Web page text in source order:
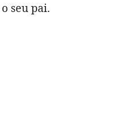
seu pai.